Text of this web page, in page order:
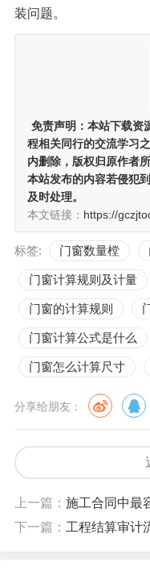
装问题。
免责声明： 本站下载资
程相关同行的交流学习
内删除，版权归原作者
本站发布的内容若侵犯
及时处理。
本文链接： https://
标签: 门窗数量樘
门窗计算规则及计量
门窗的计算规则
门窗计算公式是什么
门窗怎么计算尺寸
分享给朋友：
上一篇： 施工合同中最
下一篇： 工程结算审计